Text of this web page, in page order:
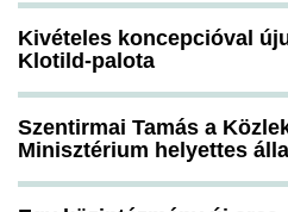
Kivételes koncepcióval
Klotild-palota
Szentirmai Tamás a
Minisztérium helyettes